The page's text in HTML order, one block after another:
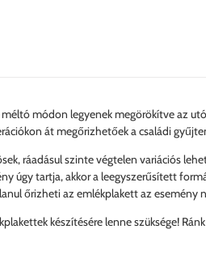
módon legyenek megörökítve az
át megőrizhetőek a családi
ráadásul szinte végtelen variációs
úgy tartja, akkor a leegyszerűsített
őrizheti az emlékplakett az esemény
készítésére lenne szüksége!